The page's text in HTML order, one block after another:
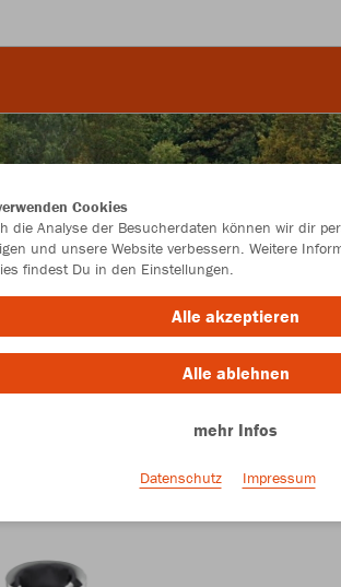
Cookies
die Analyse der Besucherdaten können wir dir
und unsere Website verbessern. Weitere
findest Du in den Einstellungen.
Alle akzeptieren
Alle ablehnen
mehr Infos
Datenschutz Impressum